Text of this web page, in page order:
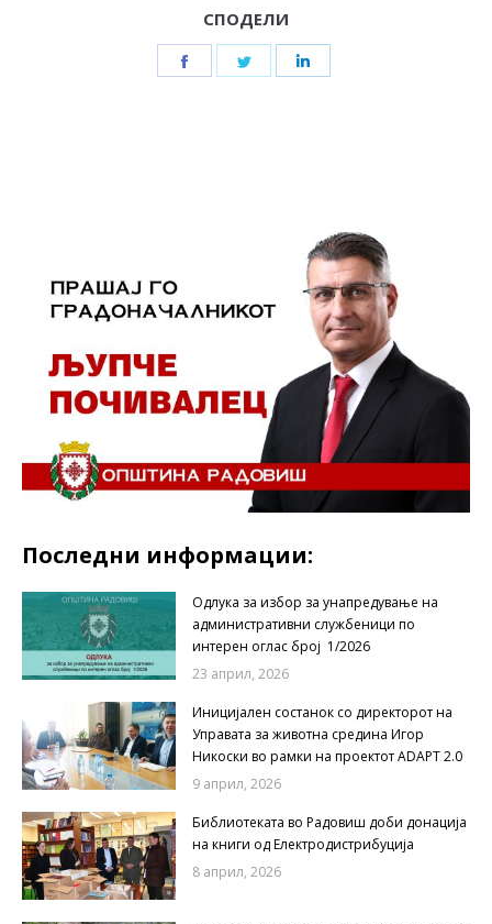
СПОДЕЛИ
Share
Share
Последни информации:
Одлука за избор за унапредување на
административни службеници по
интерен оглас број 1/2026
23 април, 2026
Иницијален состанок со директорот на
Управата за животна средина Игор
Никоски во рамки на проектот ADAPT 2.0
9 април, 2026
Библиотеката во Радовиш доби донација
на книги од Електродистрибуција
8 април, 2026